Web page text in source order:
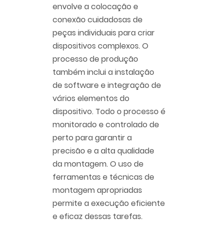
envolve a colocação e
conexão cuidadosas de
peças individuais para criar
dispositivos complexos. O
processo de produção
também inclui a instalação
de software e integração de
vários elementos do
dispositivo. Todo o processo é
monitorado e controlado de
perto para garantir a
precisão e a alta qualidade
da montagem. O uso de
ferramentas e técnicas de
montagem apropriadas
permite a execução eficiente
e eficaz dessas tarefas.